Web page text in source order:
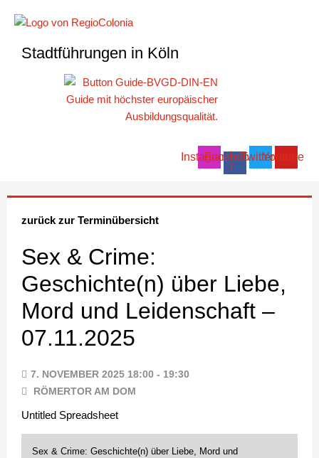
Inhalt
Stadtführungen in Köln
InstagramFacebook-
f
TwitterYoutube
zurück zur Terminübersicht
Sex & Crime:
Geschichte(n) über Liebe,
Mord und Leidenschaft –
07.11.2025
7. NOVEMBER 2025 18:00 - 19:30
RÖMERTOR AM DOM
Untitled Spreadsheet
Sex & Crime: Geschichte(n) über Liebe, Mord und